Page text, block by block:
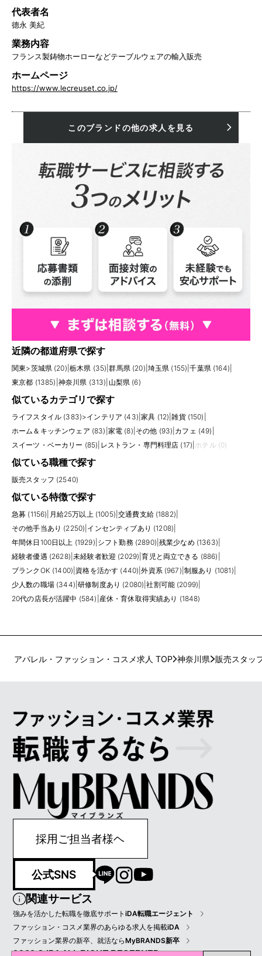
代表者名
德永 美紀
業務内容
フランス製鋳物ホーローなどテーブルウェアの輸入販売
ホームページ
https://www.lecreuset.co.jp/
このブランドの他の求人を見る
近隣の都道府県で探す
関東>茨城県 (20) 栃木県 (35) |群馬県 (20) 埼玉県 (155) |千葉県 (164)
東京都 (1385) 神奈川県 (313) 山梨県 (6)
似ているカテゴリで探す
ライフスタイル (383)>インテリア (43) |家具 (12) |雑貨 (150)
ホーム＆キッチンウェア (83) 家電 (8) その他 (93) カフェ (49)
スイーツ・ベーカリー (85) レストラン・専門料理店 (17) ホテル (0)
似ている職種で探す
販売スタッフ (2540)
似ている特徴で探す
急募 (1156) 月給25万以上 (1005) |交通費支給 (1882)
その他手当あり (2250) インセンティブあり (1208)
年間休日100日以上 (1929) シフト勤務 (2890) 残業少なめ (1363)
経験者優遇 (2628) |未経験者歓迎 (2029) |育児と両立できる (886)
ブランクOK (1400) 資格を活かす (440) |外資系 (967) 制服あり (1081)
少人数の職場 (344) |研修制度あり (2080) |社割可能 (2099)
20代の店長が活躍中 (584) 産休・育休取得実績あり (1848)
アパレル・ファッション・コスメ求人 TOP 神奈川県 販売スタッ
採用ご担当者様ヘ
公式SNS
関連サービス
強みを活かした転職を徹底サポートiDA転職エージェント
ファッション・コスメ業界のあらゆる求人を掲載iDA
ファッション業界の新卒、就活ならMyBRANDS新卒
2022 © IDA ALL RIGHT RESERVED.